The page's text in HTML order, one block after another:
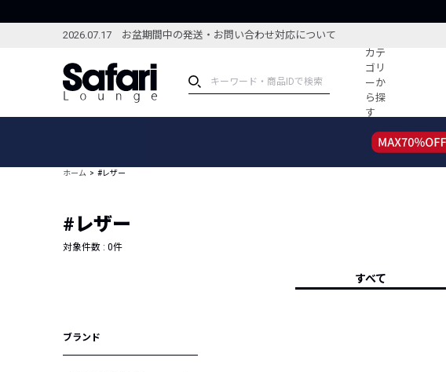
2026.07.17 お盆期間中の発送・お問い合わせ対応について
カテ
ゴリ
ーか
ら探
す
ブランドから探す
新着アイテム
編集部のおすすめアイテム
ホーム #レザー
#レザー
対象件数 : 0件
すべて
ブランド